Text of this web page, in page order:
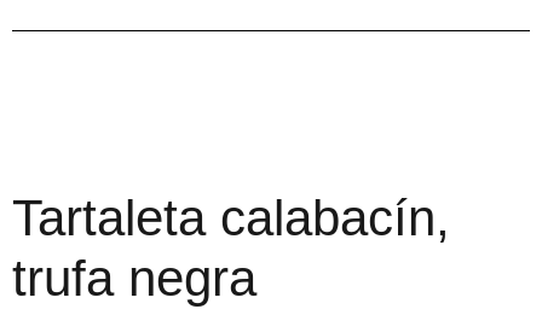
Tartaleta calabacín,
trufa negra